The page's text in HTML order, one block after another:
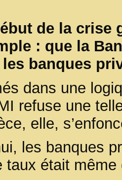
de la crise
: que la
banques
dans une
refuse une
elle,
les banques
taux était même